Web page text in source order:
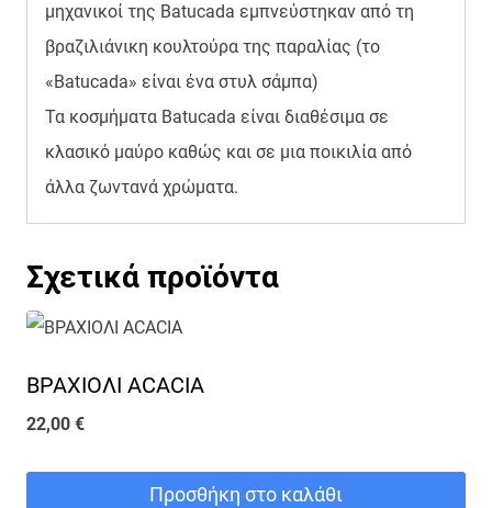
μηχανικοί της Batucada εμπνεύστηκαν από τη
βραζιλιάνικη κουλτούρα της παραλίας (το
«Batucada» είναι ένα στυλ σάμπα)
Τα κοσμήματα Batucada είναι διαθέσιμα σε
κλασικό μαύρο καθώς και σε μια ποικιλία από
άλλα ζωντανά χρώματα.
Σχετικά προϊόντα
ΒΡΑΧΙΟΛΙ ACACIA
22,00 €
Προσθήκη στο καλάθι